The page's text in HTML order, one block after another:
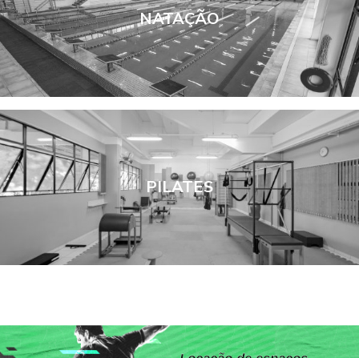
NATAÇÃO
PILATES